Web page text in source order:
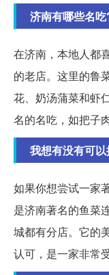
济南有哪些名
在济南，本地人都
的老店。这里的鲁
花、奶汤蒲菜和虾
名的名吃，如把子
我想有没有可
如果你想尝试一家
是济南著名的鱼菜
城都有分店。它的
认可，是一家非常